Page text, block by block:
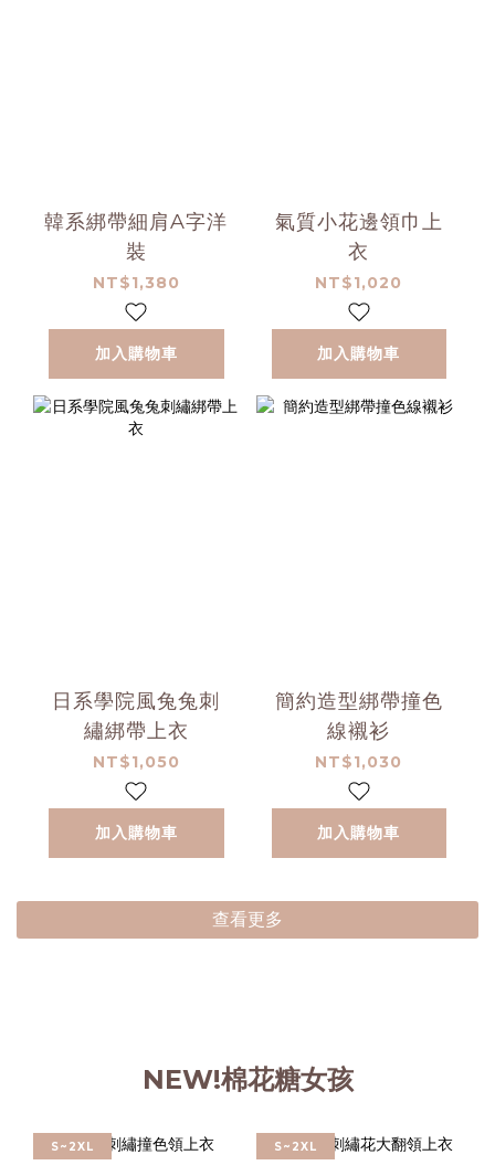
韓系綁帶細肩A字洋
裝
NT$1,380
加入購物車
氣質小花邊領巾上
衣
NT$1,020
加入購物車
日系學院風兔兔刺
繡綁帶上衣
NT$1,050
加入購物車
簡約造型綁帶撞色
線襯衫
NT$1,030
加入購物車
查看更多
NEW!棉花糖女孩
S~2XL S~2XL